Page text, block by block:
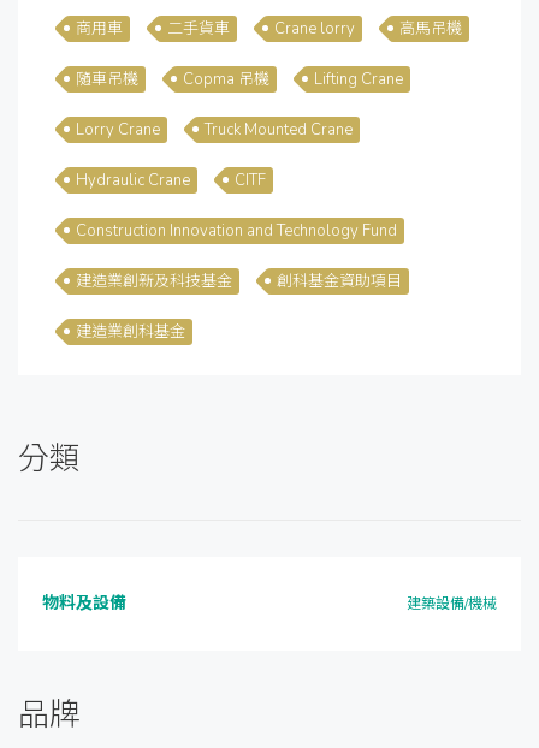
商用車 二手貨車 Crane lorry 高馬吊機
隨車吊機 Copma 吊機 Lifting Crane
Lorry Crane Truck Mounted Crane
Hydraulic Crane CITF
Construction Innovation and Technology Fund
建造業創新及科技基金 創科基金資助項目
建造業創科基金
分類
物料及設備 建築設備/機械
品牌